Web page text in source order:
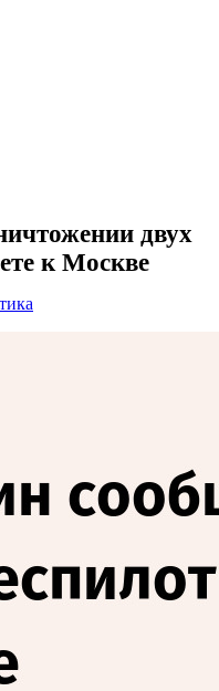
двух
к Москве